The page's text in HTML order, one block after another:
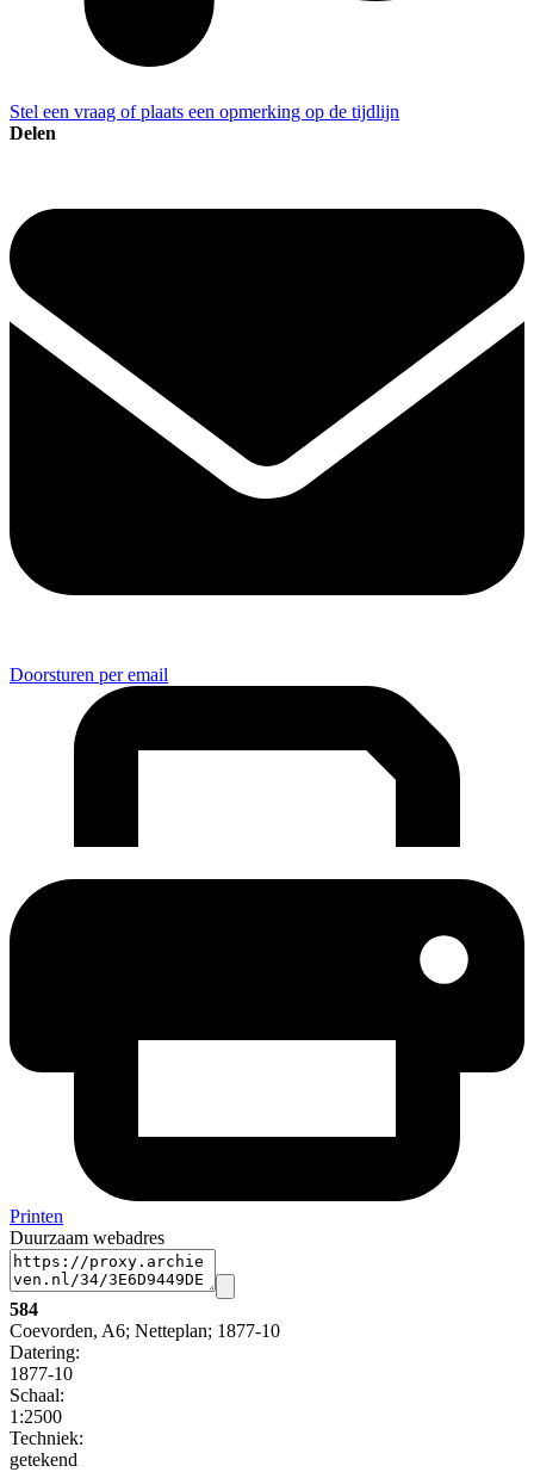
Stel een vraag of plaats een opmerking op de tijdlijn
Delen
Doorsturen per email
Printen
Duurzaam webadres
584
Coevorden, A6; Netteplan; 1877-10
Datering:
1877-10
Schaal:
1:2500
Techniek:
getekend